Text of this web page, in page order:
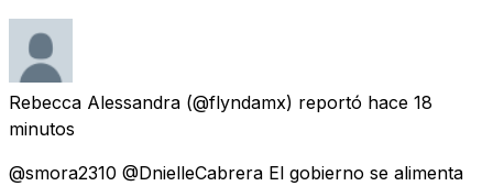
Rebecca Alessandra (@flyndamx) reportó hace 18
minutos
@smora2310 @DnielleCabrera El gobierno se alimenta